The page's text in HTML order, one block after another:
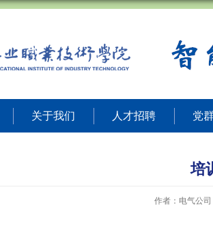
关于我们 人才招聘 党
培
作者：电气公司